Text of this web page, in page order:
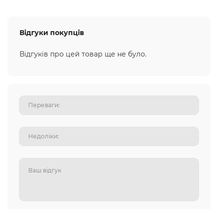
Відгуки покупців
Відгуків про цей товар ще не було.